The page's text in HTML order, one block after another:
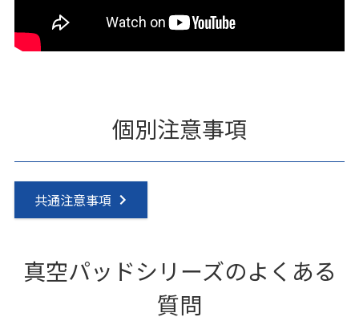
個別注意事項
共通注意事項
真空パッドシリーズのよくある
質問